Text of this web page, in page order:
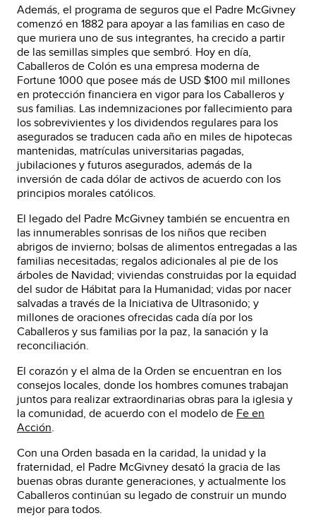
Además, el programa de seguros que el Padre McGivney
comenzó en 1882 para apoyar a las familias en caso de
que muriera uno de sus integrantes, ha crecido a partir
de las semillas simples que sembró. Hoy en día,
Caballeros de Colón es una empresa moderna de
Fortune 1000 que posee más de USD $100 mil millones
en protección financiera en vigor para los Caballeros y
sus familias. Las indemnizaciones por fallecimiento para
los sobrevivientes y los dividendos regulares para los
asegurados se traducen cada año en miles de hipotecas
mantenidas, matrículas universitarias pagadas,
jubilaciones y futuros asegurados, además de la
inversión de cada dólar de activos de acuerdo con los
principios morales católicos.
El legado del Padre McGivney también se encuentra en
las innumerables sonrisas de los niños que reciben
abrigos de invierno; bolsas de alimentos entregadas a las
familias necesitadas; regalos adicionales al pie de los
árboles de Navidad; viviendas construidas por la equidad
del sudor de Hábitat para la Humanidad; vidas por nacer
salvadas a través de la Iniciativa de Ultrasonido; y
millones de oraciones ofrecidas cada día por los
Caballeros y sus familias por la paz, la sanación y la
reconciliación.
El corazón y el alma de la Orden se encuentran en los
consejos locales, donde los hombres comunes trabajan
juntos para realizar extraordinarias obras para la iglesia y
la comunidad, de acuerdo con el modelo de Fe en
Acción.
Con una Orden basada en la caridad, la unidad y la
fraternidad, el Padre McGivney desató la gracia de las
buenas obras durante generaciones, y actualmente los
Caballeros continúan su legado de construir un mundo
mejor para todos.